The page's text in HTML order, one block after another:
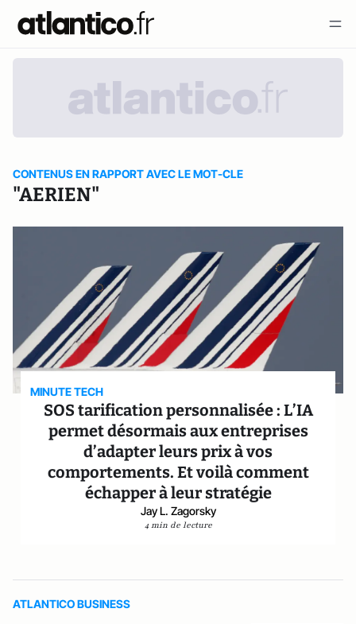
CONTENUS EN RAPPORT AVEC LE MOT-CLE
"AERIEN"
MINUTE TECH
SOS tarification personnalisée : L’IA
permet désormais aux entreprises
d’adapter leurs prix à vos
comportements. Et voilà comment
échapper à leur stratégie
Jay L. Zagorsky
4 min de lecture
ATLANTICO BUSINESS